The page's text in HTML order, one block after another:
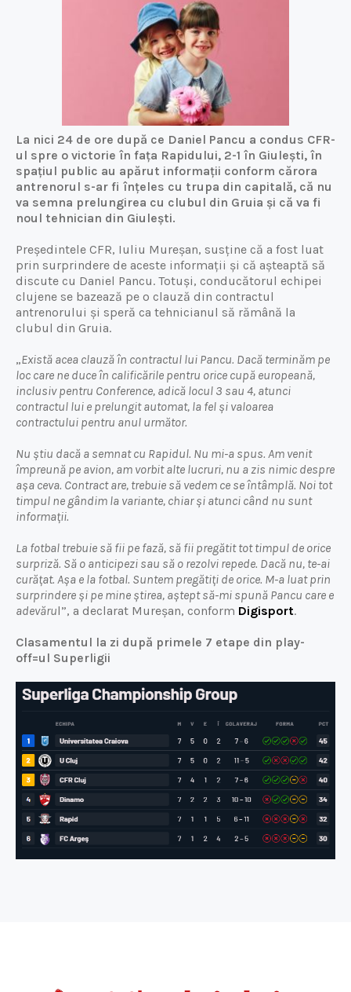
La nici 24 de ore după ce Daniel Pancu a condus CFR-
ul spre o victorie în fața Rapidului, 2-1 în Giulești, în
spațiul public au apărut informații conform cărora
antrenorul s-ar fi înțeles cu trupa din capitală, că nu
va semna prelungirea cu clubul din Gruia și că va fi
noul tehnician din Giulești.
Președintele CFR, Iuliu Mureșan, susține că a fost luat
prin surprindere de aceste informații și că așteaptă să
discute cu Daniel Pancu. Totuși, conducătorul echipei
clujene se bazează pe o clauză din contractul
antrenorului și speră ca tehnicianul să rămână la
clubul din Gruia.
„Există acea clauză în contractul lui Pancu. Dacă terminăm pe
loc care ne duce în calificările pentru orice cupă europeană,
inclusiv pentru Conference, adică locul 3 sau 4, atunci
contractul lui e prelungit automat, la fel și valoarea
contractului pentru anul următor.
Nu știu dacă a semnat cu Rapidul. Nu mi-a spus. Am venit
împreună pe avion, am vorbit alte lucruri, nu a zis nimic despre
așa ceva. Contract are, trebuie să vedem ce se întâmplă. Noi tot
timpul ne gândim la variante, chiar și atunci când nu sunt
informații.
La fotbal trebuie să fii pe fază, să fii pregătit tot timpul de orice
surpriză. Să o anticipezi sau să o rezolvi repede. Dacă nu, te-ai
curățat. Așa e la fotbal. Suntem pregătiți de orice. M-a luat prin
surprindere și pe mine știrea, aștept să-mi spună Pancu care e
adevărul”, a declarat Mureșan, conform Digisport.
Clasamentul la zi după primele 7 etape din play-
off=ul Superligii